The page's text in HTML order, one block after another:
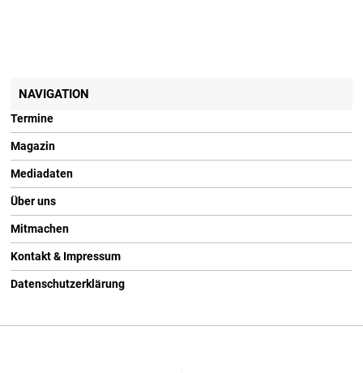
NAVIGATION
Termine
Magazin
Mediadaten
Über uns
Mitmachen
Kontakt & Impressum
Datenschutzerklärung